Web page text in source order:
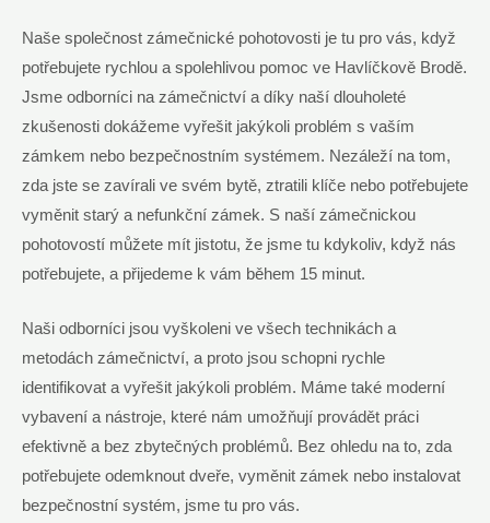
Naše společnost zámečnické pohotovosti je tu pro vás, když
potřebujete rychlou a spolehlivou pomoc ve Havlíčkově Brodě.
Jsme odborníci na zámečnictví a díky naší dlouholeté
zkušenosti dokážeme vyřešit jakýkoli problém s vaším
zámkem nebo bezpečnostním systémem. Nezáleží na tom,
zda jste se zavírali ve svém bytě, ztratili klíče nebo potřebujete
vyměnit starý a nefunkční zámek. S naší zámečnickou
pohotovostí můžete mít jistotu, že jsme tu kdykoliv, když nás
potřebujete, a přijedeme k vám během 15 minut.
Naši odborníci jsou vyškoleni ve všech technikách a
metodách zámečnictví, a proto jsou schopni rychle
identifikovat a vyřešit jakýkoli problém. Máme také moderní
vybavení a nástroje, které nám umožňují provádět práci
efektivně a bez zbytečných problémů. Bez ohledu na to, zda
potřebujete odemknout dveře, vyměnit zámek nebo instalovat
bezpečnostní systém, jsme tu pro vás.